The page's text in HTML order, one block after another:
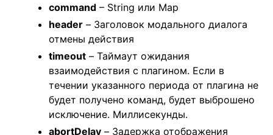
command – String или Map
header – Заголовок модального диалога
отмены действия
timeout – Таймаут ожидания
взаимодействия с плагином. Если в
течении указанного периода от плагина не
будет получено команд, будет выброшено
исключение. Миллисекунды.
abortDelay – Задержка отображения